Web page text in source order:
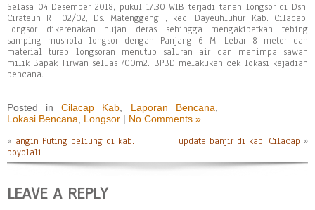
Selasa 04 Desember 2018, pukul 17.30 WIB terjadi tanah longsor di Dsn.
Cirateun RT 02/02, Ds. Matenggeng , kec. Dayeuhluhur Kab. Cilacap.
Longsor dikarenakan hujan deras sehingga mengakibatkan tebing
samping mushola longsor dengan Panjang 6 M, Lebar 8 meter dan
material turap longsoran menutup saluran air dan menimpa sawah
milik Bapak Tirwan seluas 700m2. BPBD melakukan cek lokasi kejadian
bencana.
Posted inCilacap Kab Laporan Bencana
Lokasi Bencana
Longsor | No Comments »
« angin Puting beliung di kab.
boyolali
update banjir di kab. Cilacap »
LEAVE A REPLY